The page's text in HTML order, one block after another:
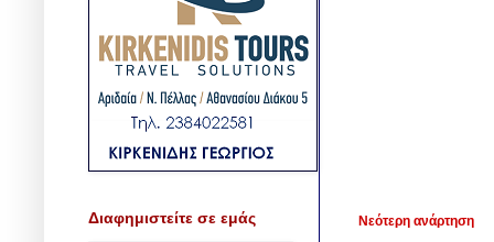
Νεότερη ανάρτηση
Διαφημιστείτε σε εμάς